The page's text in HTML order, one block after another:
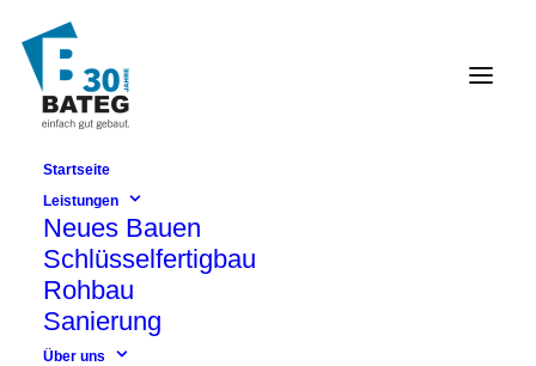
Startseite
Leistungen
Neues Bauen
Schlüsselfertigbau
Rohbau
Sanierung
Über uns
Schulbauten: Moderne
Lernumgebungen
schaffen.
BATEG – einfach pädagogisch
gebaut.